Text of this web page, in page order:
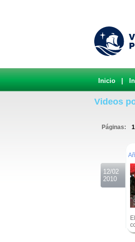
Inicio
Videos
Páginas: 1
12/02
2010